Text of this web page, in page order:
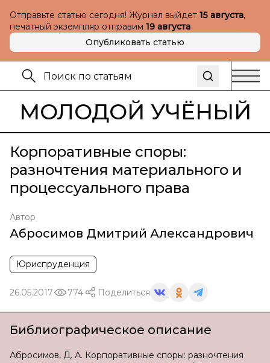
Отправьте статью сегодня! Журнал выйдет 15 августа,
печатный экземпляр отправим 19 августа
Опубликовать статью
МОЛОДОЙ УЧЁНЫЙ
Корпоративные споры:
разночтения материального и
процессуального права
Автор
Абросимов Дмитрий Александрович
Юриспруденция
26.05.2017 774 Поделиться
Библиографическое описание
Абросимов, Д. А. Корпоративные споры: разночтения